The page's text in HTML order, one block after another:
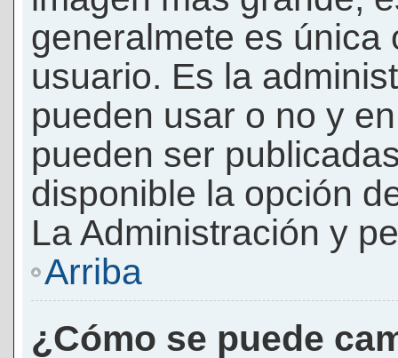
generalmete es única
usuario. Es la
pueden usar o no y
pueden ser
disponible la opción
La Administración y
Arriba
¿Cómo se puede